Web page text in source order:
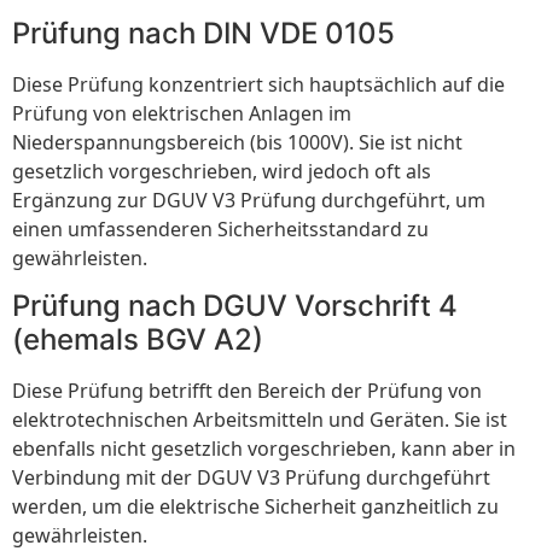
Prüfung nach DIN VDE 0105
Diese Prüfung konzentriert sich hauptsächlich auf die
Prüfung von elektrischen Anlagen im
Niederspannungsbereich (bis 1000V). Sie ist nicht
gesetzlich vorgeschrieben, wird jedoch oft als
Ergänzung zur DGUV V3 Prüfung durchgeführt, um
einen umfassenderen Sicherheitsstandard zu
gewährleisten.
Prüfung nach DGUV Vorschrift 4
(ehemals BGV A2)
Diese Prüfung betrifft den Bereich der Prüfung von
elektrotechnischen Arbeitsmitteln und Geräten. Sie ist
ebenfalls nicht gesetzlich vorgeschrieben, kann aber in
Verbindung mit der DGUV V3 Prüfung durchgeführt
werden, um die elektrische Sicherheit ganzheitlich zu
gewährleisten.